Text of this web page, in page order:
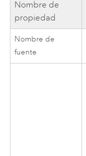
Nombre de
propiedad
Nombre de
fuente